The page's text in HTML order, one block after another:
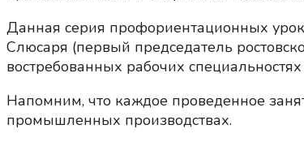
Данная серия профориентационных
Слюсаря (первый председатель
востребованных рабочих
Напомним, что каждое проведенное
промышленных производствах.